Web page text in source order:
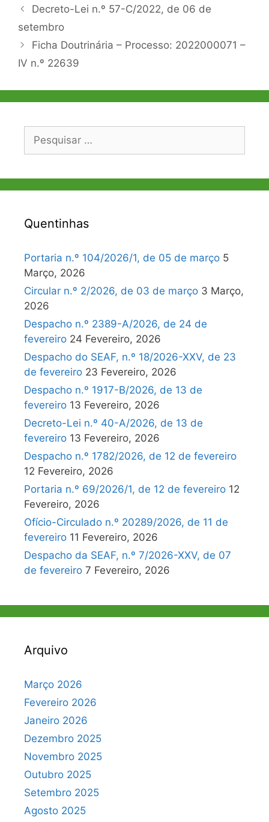
Navegação
de
Decreto-Lei n.º 57-C/2022, de 06 de
setembro
Ficha Doutrinária – Processo: 2022000071 –
IV n.º 22639
Pesquisar
Quentinhas
Portaria n.º 104/2026/1, de 05 de março 5
Março, 2026
Circular n.º 2/2026, de 03 de março 3 Março,
2026
Despacho n.º 2389-A/2026, de 24 de
fevereiro 24 Fevereiro, 2026
Despacho do SEAF, n.º 18/2026-XXV, de 23
de fevereiro 23 Fevereiro, 2026
Despacho n.º 1917-B/2026, de 13 de
fevereiro 13 Fevereiro, 2026
Decreto-Lei n.º 40-A/2026, de 13 de
fevereiro 13 Fevereiro, 2026
Despacho n.º 1782/2026, de 12 de fevereiro
12 Fevereiro, 2026
Portaria n.º 69/2026/1, de 12 de fevereiro 12
Fevereiro, 2026
Ofício-Circulado n.º 20289/2026, de 11 de
fevereiro 11 Fevereiro, 2026
Despacho da SEAF, n.º 7/2026-XXV, de 07
de fevereiro 7 Fevereiro, 2026
Arquivo
Março 2026
Fevereiro 2026
Janeiro 2026
Dezembro 2025
Novembro 2025
Outubro 2025
Setembro 2025
Agosto 2025